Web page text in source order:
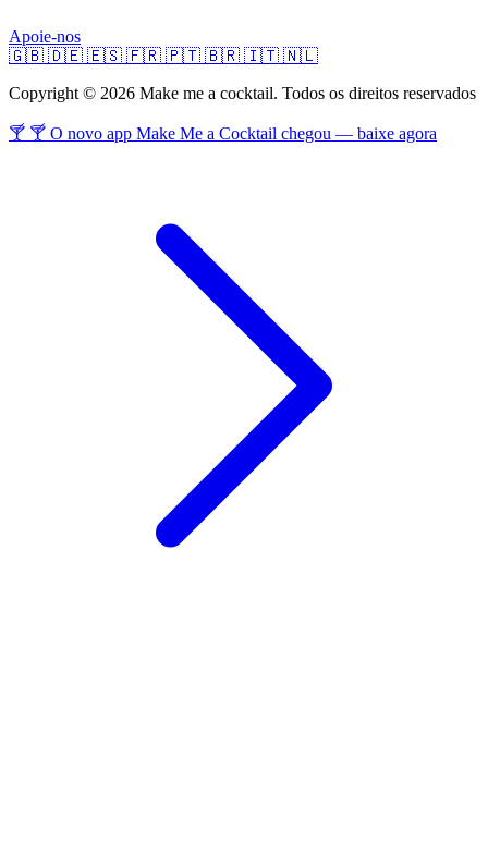
Apoie-nos
🇬🇧 🇩🇪 🇪🇸 🇫🇷 🇵🇹 🇧🇷 🇮🇹 🇳🇱
Copyright © 2026 Make me a cocktail. Todos os direitos reservados
🍸 🍸 O novo app Make Me a Cocktail chegou — baixe agora